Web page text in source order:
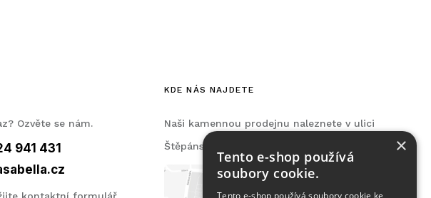
Ozvěte se nám.
941 431
KDE NÁS NAJDETE
Naši kamennou prodejnu naleznete v ulici
Štěpánská, na Praze 2.
×
Tento e-shop používá
soubory cookie.
Tento e-shop používá soubory cookie ke